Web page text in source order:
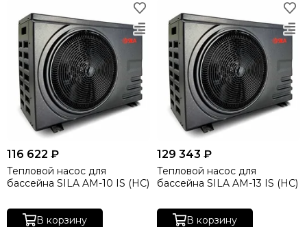
116 622 ₽
Тепловой насос для
бассейна SILA AM-10 IS (HC)
В корзину
129 343 ₽
Тепловой насос для
бассейна SILA AM-13 IS (HC)
В корзину